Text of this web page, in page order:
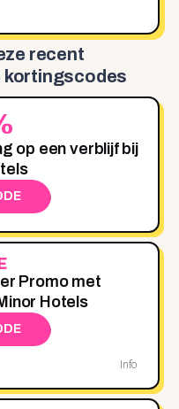
recent
kortingscodes
op een verblijf bij
Promo met
Hotels
Info